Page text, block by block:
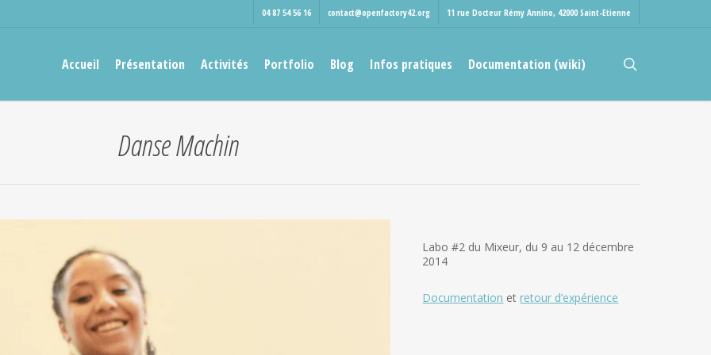
04 87 54 56 16 contact@openfactory42.org 11 rue Docteur Rémy Annino, 42000 Saint-Etienne
Accueil Présentation Activités Portfolio Blog Infos pratiques Documentation (wiki)
Danse Machin
Labo #2 du Mixeur, du 9 au 12 décembre
2014
Documentation etretour d’expérience